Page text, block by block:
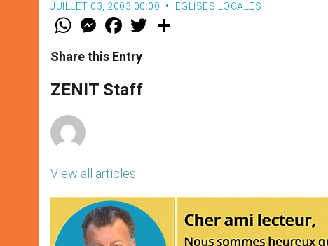
JUILLET 03, 2003 00:00 EGLISES LOCALES
W
t
s
p
p
M
e
s
e
g
e
F
a
e
b
o
k
w
Share this Entry
ZENIT Staff
View all articles